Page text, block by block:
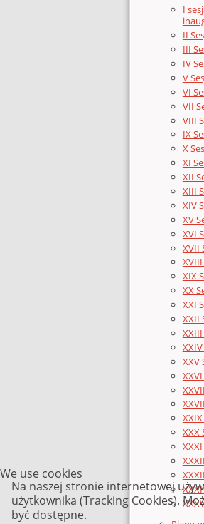
I
II
III
IV
V
VI
VII
VIII
IX
X
XI
XII
XIII
XIV
XV
XVI
XVII
XVIII
XIX
XX
XXI
XXII
XXIII
XXV
XXX
We use cookies
Na naszej stronie internetowej
użytkownika (Tracking Cookies).
być dostępne.